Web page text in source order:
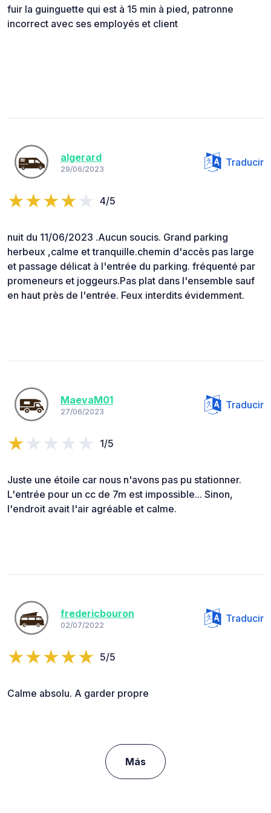
fuir la guinguette qui est à 15 min à pied, patronne
incorrect avec ses employés et client
algerard
29/06/2023
Traducir
4/5
nuit du 11/06/2023 .Aucun soucis. Grand parking
herbeux ,calme et tranquille.chemin d'accès pas large
et passage délicat à l'entrée du parking. fréquenté par
promeneurs et joggeurs.Pas plat dans l'ensemble sauf
en haut près de l'entrée. Feux interdits évidemment.
MaevaM01
27/06/2023
Traducir
1/5
Juste une étoile car nous n'avons pas pu stationner.
L'entrée pour un cc de 7m est impossible... Sinon,
l'endroit avait l'air agréable et calme.
fredericbouron
02/07/2022
Traducir
5/5
Calme absolu. A garder propre
Más